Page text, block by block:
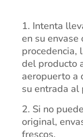
Intenta
en su
procedencia,
del producto
aeropuerto a
su entrada al
Si no
original,